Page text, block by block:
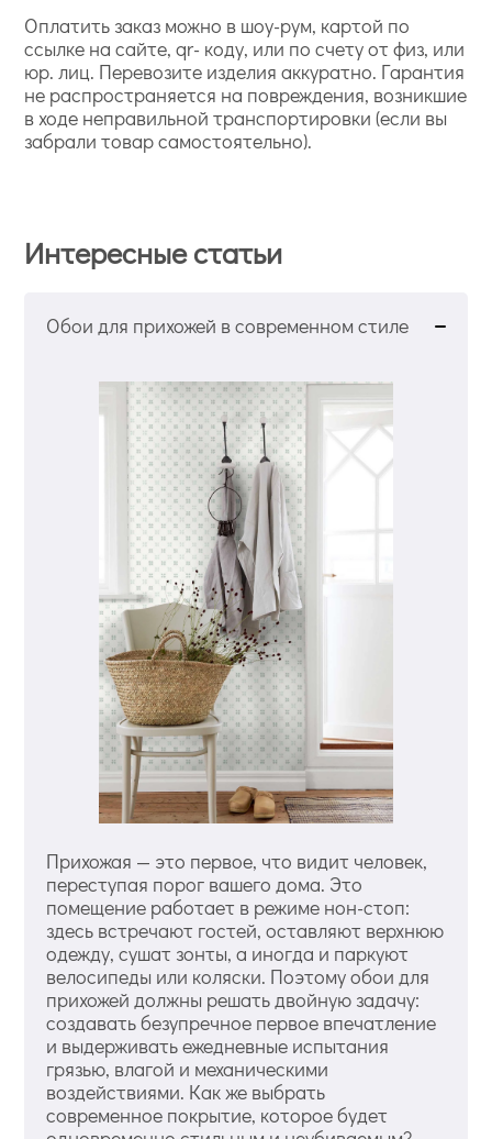
Оплатить заказ можно в шоу-рум, картой по
ссылке на сайте, qr- коду, или по счету от физ, или
юр. лиц. Перевозите изделия аккуратно. Гарантия
не распространяется на повреждения, возникшие
в ходе неправильной транспортировки (если вы
забрали товар самостоятельно).
Интересные статьи
Обои для прихожей в современном стиле
Прихожая — это первое, что видит человек,
переступая порог вашего дома. Это
помещение работает в режиме нон-стоп:
здесь встречают гостей, оставляют верхнюю
одежду, сушат зонты, а иногда и паркуют
велосипеды или коляски. Поэтому обои для
прихожей должны решать двойную задачу:
создавать безупречное первое впечатление
и выдерживать ежедневные испытания
грязью, влагой и механическими
воздействиями. Как же выбрать
современное покрытие, которое будет